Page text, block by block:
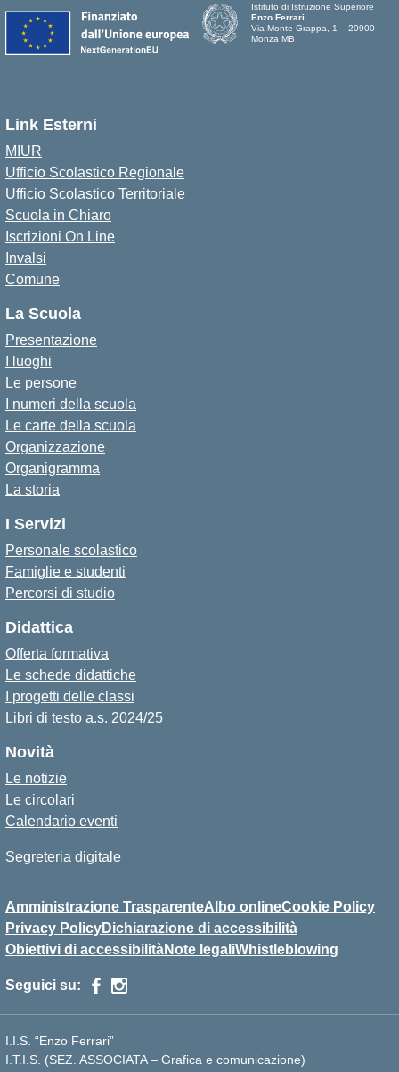
Istituto di Istruzione Superiore
Enzo Ferrari
Via Monte Grappa, 1 – 20900
Monza MB
Link Esterni
MIUR
Ufficio Scolastico Regionale
Ufficio Scolastico Territoriale
Scuola in Chiaro
Iscrizioni On Line
Invalsi
Comune
La Scuola
Presentazione
I luoghi
Le persone
I numeri della scuola
Le carte della scuola
Organizzazione
Organigramma
La storia
I Servizi
Personale scolastico
Famiglie e studenti
Percorsi di studio
Didattica
Offerta formativa
Le schede didattiche
I progetti delle classi
Libri di testo a.s. 2024/25
Novità
Le notizie
Le circolari
Calendario eventi
Segreteria digitale
Amministrazione TrasparenteAlbo onlineCookie Policy
Privacy PolicyDichiarazione di accessibilità
Obiettivi di accessibilitàNote legaliWhistleblowing
Seguici su:
I.I.S. “Enzo Ferrari”
I.T.I.S. (SEZ. ASSOCIATA – Grafica e comunicazione)